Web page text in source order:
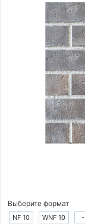
Выберите формат
NF 10 WNF 10 -